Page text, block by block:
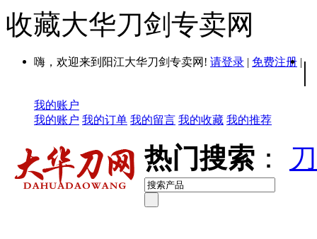
收藏大华刀剑专卖网
嗨，欢迎来到阳江大华刀剑专卖网! 请登录 | 免费注册 | |
我的账户
我的账户 我的订单 我的留言 我的收藏 我的推荐
热门搜索 ：